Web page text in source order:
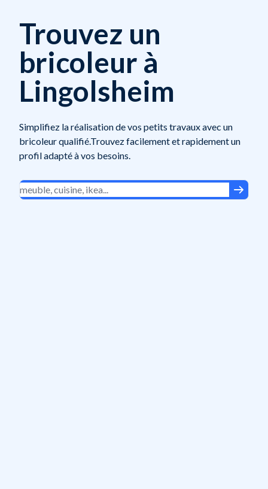
Trouvez un
bricoleur à
Lingolsheim
Simplifiez la réalisation de vos petits travaux avec un
bricoleur qualifié.Trouvez facilement et rapidement un
profil adapté à vos besoins.